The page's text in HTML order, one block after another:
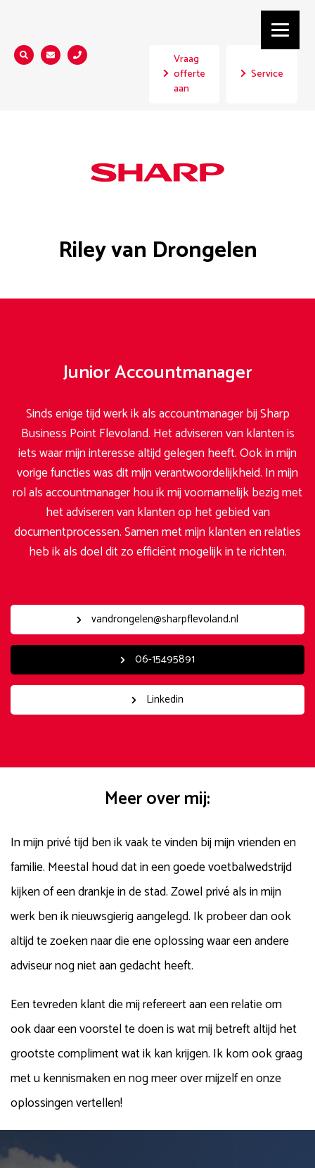
Zoeken...
Vraag
offerte
aan
Service
Riley van Drongelen
Junior Accountmanager
Sinds enige tijd werk ik als accountmanager bij Sharp
Business Point Flevoland. Het adviseren van klanten is
iets waar mijn interesse altijd gelegen heeft. Ook in mijn
vorige functies was dit mijn verantwoordelijkheid. In mijn
rol als accountmanager hou ik mij voornamelijk bezig met
het adviseren van klanten op het gebied van
documentprocessen. Samen met mijn klanten en relaties
heb ik als doel dit zo efficiënt mogelijk in te richten.
vandrongelen@sharpflevoland.nl
06-15495891
Linkedin
Meer over mij:
In mijn privé tijd ben ik vaak te vinden bij mijn vrienden en
familie. Meestal houd dat in een goede voetbalwedstrijd
kijken of een drankje in de stad. Zowel privé als in mijn
werk ben ik nieuwsgierig aangelegd. Ik probeer dan ook
altijd te zoeken naar die ene oplossing waar een andere
adviseur nog niet aan gedacht heeft.
Een tevreden klant die mij refereert aan een relatie om
ook daar een voorstel te doen is wat mij betreft altijd het
grootste compliment wat ik kan krijgen. Ik kom ook graag
met u kennismaken en nog meer over mijzelf en onze
oplossingen vertellen!